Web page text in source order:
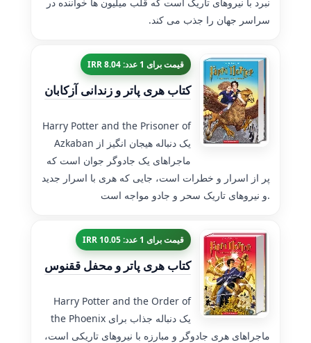
سراسر جهان را جذب می کند.
قیمت برای 1 عدد: 8.04 IRR
کتاب هری پاتر و زندانی آزکابان
Harry Potter and the Prisoner of
Azkaban یک دنباله هیجان انگیز از
ماجراهای یک جادوگر جوان است که
پر از اسرار و خطرات است، جایی که هری با اسرار جدید
و نیروهای تاریک سحر و جادو مواجه است.
قیمت برای 1 عدد: 10.05 IRR
کتاب هری پاتر و محفل ققنوس
Harry Potter and the Order of
the Phoenix یک دنباله جذاب برای
ماجراهای هری جادوگر و مبارزه با نیروهای تاریکی است،